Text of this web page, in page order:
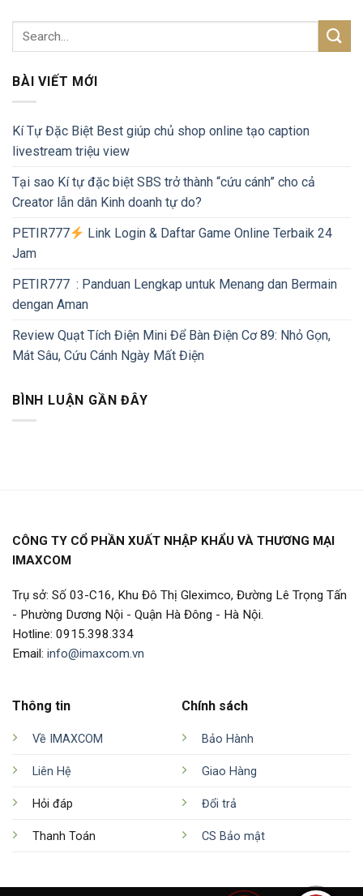
BÀI VIẾT MỚI
Kí Tự Đặc Biệt Best giúp chủ shop online tạo caption
livestream triệu view
Tại sao Kí tự đặc biệt SBS trở thành “cứu cánh” cho cả
Creator lẫn dân Kinh doanh tự do?
PETIR777
Link Login & Daftar Game Online Terbaik 24
Jam
PETIR777 : Panduan Lengkap untuk Menang dan Bermain
dengan Aman
Review Quạt Tích Điện Mini Để Bàn Điện Cơ 89: Nhỏ Gọn,
Mát Sâu, Cứu Cánh Ngày Mất Điện
BÌNH LUẬN GẦN ĐÂY
CÔNG TY CỔ PHẦN XUẤT NHẬP KHẨU VÀ THƯƠNG MẠI
IMAXCOM
Trụ sở: Số 03-C16, Khu Đô Thị Gleximco, Đường Lê Trọng Tấn
- Phường Dương Nội - Quận Hà Đông - Hà Nội.
Hotline: 0915.398.334
Email: info@imaxcom.vn
Thông tin
Về IMAXCOM
Liên Hệ
Hỏi đáp
Thanh Toán
Chính sách
Bảo Hành
Giao Hàng
Đổi trả
CS Bảo mật